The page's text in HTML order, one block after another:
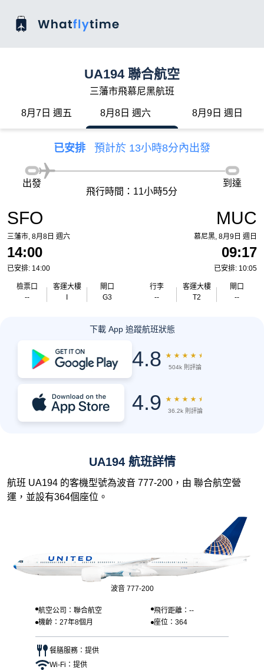
UA194 聯合航空
三藩市飛慕尼黑航班
8月7日 週五 8月8日 週六 8月9日 週日
已安排 預計於 13小時8分內出發
SFO
三藩市, 8月8日 週六
14:00
已安排: 14:00
檢票口
--
客運大樓
閘口
G3
出發
飛行時間：11小時5分
到達
MUC
慕尼黑, 8月9日 週日
09:17
已安排: 10:05
行李
--
客運大樓
T2
閘口
--
下載 App 追蹤航班狀態
4.8 ★ ★ ★ ★ ★
504k 則評論
4.9 ★ ★ ★ ★ ★
36.2k 則評論
UA194 航班詳情
航班 UA194 的客機型號為波音 777-200，由 聯合航空營
運，並設有364個座位。
波音 777-200
航空公司：聯合航空
飛行距離：--
機齡：27年8個月
座位：364
餐膳服務：提供
Wi-Fi：提供